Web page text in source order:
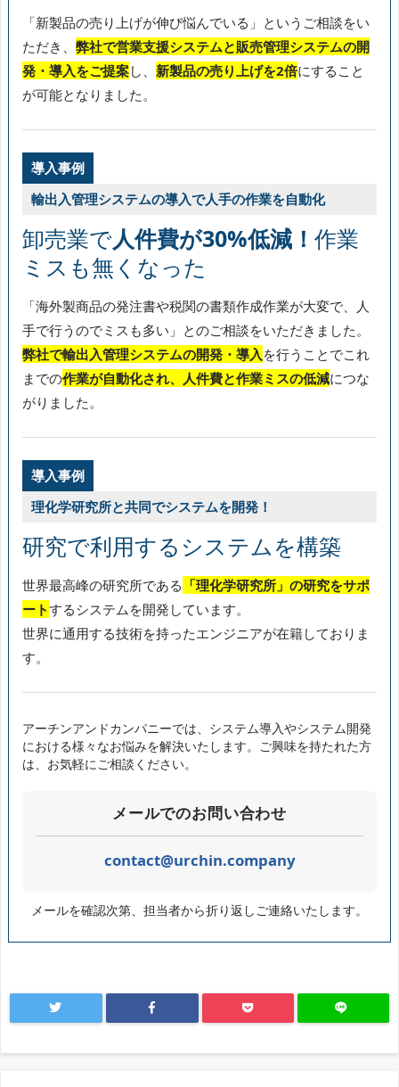
「新製品の売り上げが伸び悩んでいる」というご相談をい
ただき、 弊社で営業支援システムと販売管理システムの開
発・導入をご提案し、 新製品の売り上げを2倍にすること
が可能となりました。
導入事例
輸出入管理システムの導入で人手の作業を自動化
卸売業で人件費が30%低減！ 作業
ミスも無くなった
「海外製商品の発注書や税関の書類作成作業が大変で、人
手で行うのでミスも多い」とのご相談をいただきました。
弊社で輸出入管理システムの開発・導入 を行うことでこれ
までの作業が自動化され、人件費と作業ミスの低減につな
がりました。
導入事例
理化学研究所と共同でシステムを開発！
研究で利用するシステムを構築
世界最高峰の研究所である 「理化学研究所」の研究をサポ
ートするシステムを開発しています。
世界に通用する技術を持ったエンジニアが在籍しておりま
す。
アーチンアンドカンパニーでは、システム導入やシステム開発
における様々なお悩みを解決いたします。ご興味を持たれた方
は、お気軽にご相談ください。
メールでのお問い合わせ
contact@urchin.company
メールを確認次第、担当者から折り返しご連絡いたします。